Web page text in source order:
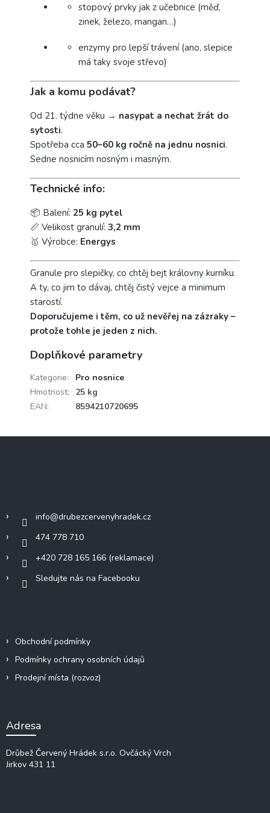
stopový prvky jak z učebnice (měď,
zinek, železo, mangan…)
enzymy pro lepší trávení (ano, slepice
má taky svoje střevo)
Jak a komu podávat?
Od 21. týdne věku → nasypat a nechat žrát do
sytosti.
Spotřeba cca 50–60 kg ročně na jednu nosnici.
Sedne nosnicím nosným i masným.
Technické info:
📦 Balení: 25 kg pytel
📏 Velikost granulí: 3,2 mm
🥇 Výrobce: Energys
Granule pro slepičky, co chtěj bejt královny kurníku.
A ty, co jim to dávaj, chtěj čistý vejce a minimum
starostí.
Doporučujeme i těm, co už nevěřej na zázraky –
protože tohle je jeden z nich.
Doplňkové parametry
Kategorie:
Pro nosnice
Hmotnost:
25 kg
EAN: 8594210720695
info@drubezcervenyhradek.cz
474 778 710
+420 728 165 166 (reklamace)
Sledujte nás na Facebooku
Obchodní podmínky
Podmínky ochrany osobních údajů
Prodejní místa (rozvoz)
Adresa
Drůbež Červený Hrádek s.r.o. Ovčácký Vrch
Jirkov 431 11